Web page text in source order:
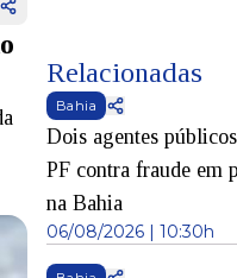
Relacionadas
Bahia
Dois agentes
PF contra fraude em
na Bahia
06/08/2026 | 10:30h